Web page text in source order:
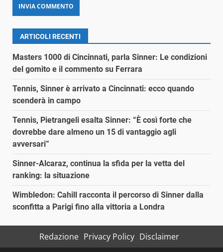
ARTICOLI RECENTI
Masters 1000 di Cincinnati, parla Sinner: Le condizioni
del gomito e il commento su Ferrara
Tennis, Sinner è arrivato a Cincinnati: ecco quando
scenderà in campo
Tennis, Pietrangeli esalta Sinner: “È così forte che
dovrebbe dare almeno un 15 di vantaggio agli
avversari”
Sinner-Alcaraz, continua la sfida per la vetta del
ranking: la situazione
Wimbledon: Cahill racconta il percorso di Sinner dalla
sconfitta a Parigi fino alla vittoria a Londra
Redazione Privacy Policy Disclaimer